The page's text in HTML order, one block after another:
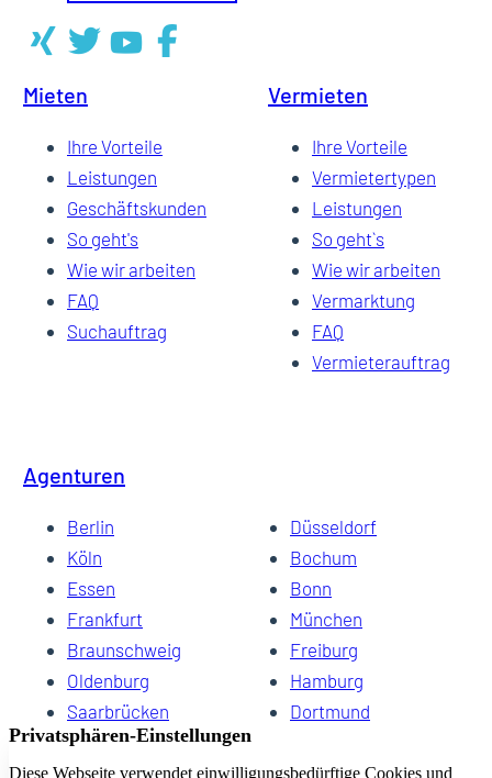
Mieten
Ihre Vorteile
Leistungen
Geschäftskunden
So geht's
Wie wir arbeiten
FAQ
Suchauftrag
Vermieten
Ihre Vorteile
Vermietertypen
Leistungen
So geht`s
Wie wir arbeiten
Vermarktung
FAQ
Vermieterauftrag
Agenturen
Berlin
Düsseldorf
Köln
Bochum
Essen
Bonn
Frankfurt
München
Braunschweig
Freiburg
Oldenburg
Hamburg
Saarbrücken
Dortmund
Hannover
Dresden
Kiel